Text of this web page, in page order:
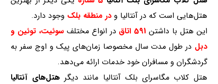
هتل‌هایی است که در آنتالیا ودر منطقه بلک وجود دارد.
این هتل با داشتن 591 اتاق در انواع مختلف سوئیت، توئین و
دبل در طول مدت سال مخصوصا زمان‌های پیک و اوج سفر به
گردشگران و مسافران خود خدمات ارائه می‌دهد.
هتل کلاب مگاسرای بلک آنتالیا مانند دیگرهتل‌های آنتالیا